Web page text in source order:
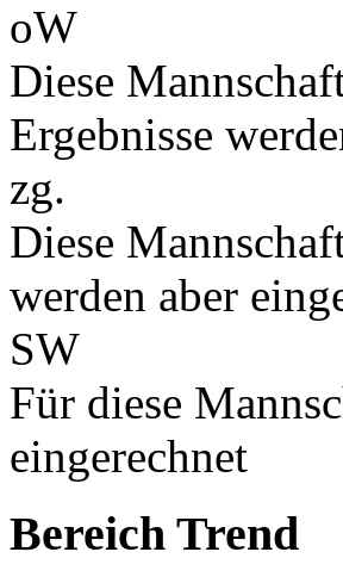
oW
Diese
Ergebnisse
zg.
Diese
werden aber
SW
Für diese
eingerechnet
Bereich Trend